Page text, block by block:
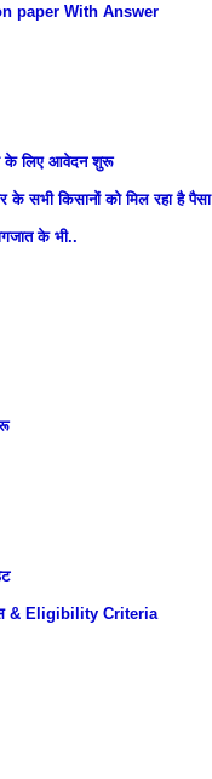
paper With Answer
के लिए आवेदन शुरू
सभी किसानों को मिल रहा है पैसा
के भी..
& Eligibility Criteria